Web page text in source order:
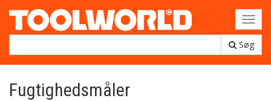
Søg
Fugtighedsmåler